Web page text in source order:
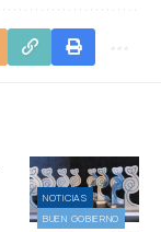
NOTICIAS
BUEN GOBIERNO